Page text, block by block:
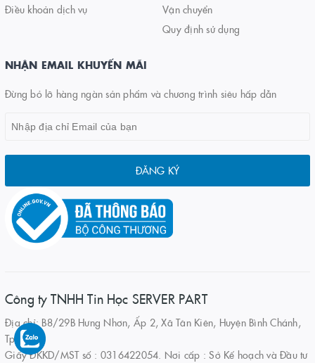
Điều khoản dịch vụ
Vận chuyển
Quy định sử dụng
NHẬN EMAIL KHUYẾN MÃI
Đừng bỏ lỡ hàng ngàn sản phẩm và chương trình siêu hấp dẫn
ĐĂNG KÝ
Công ty TNHH Tin Học SERVER PART
Địa chỉ: B8/29B Hưng Nhơn, Ấp 2, Xã Tân Kiên, Huyện Bình Chánh,
Tp.HCM
Giấy ĐKKD/MST số : 0316422054. Nơi cấp : Sở Kế hoạch và Đầu tư